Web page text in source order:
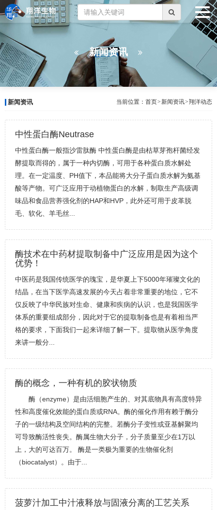
新闻资讯
新闻资讯 当前位置： 首页>新闻资讯>翔洋动态
中性蛋白酶Neutrase
中性蛋白酶一般指沙雷肽酶 中性蛋白酶是由枯草芽孢杆菌经发
酵提取而得的，属于一种内切酶，可用于各种蛋白质水解处
理。在一定温度、PH值下，本品能将大分子蛋白质水解为氨基
酸等产物。可广泛应用于动植物蛋白的水解，制取生产高级调
味品和食品营养强化剂的HAP和HVP，此外还可用于皮革脱
毛、软化、羊毛丝...
酶技术在中药材提取制备中广泛应用是因为这个
优势！
中医药是我国传统医学的瑰宝，是华夏上下5000年璀璨文化的
结晶，在当下医学高速发展的今天占着非常重要的地位，它不
仅反映了中华民族对生命、健康和疾病的认识，也是我国医学
体系的重要组成部分，因此对于它的提取制备也是有着相当严
格的要求，下面我们一起来详细了解一下。提取物从医学角度
来讲一般分...
酶的概念，一种有机的胶状物质
酶（enzyme）是由活细胞产生的、对其底物具有高度特异
性和高度催化效能的蛋白质或RNA。酶的催化作用有赖于酶分
子的一级结构及空间结构的完整。若酶分子变性或亚基解聚均
可导致酶活性丧失。酶属生物大分子，分子质量至少在1万以
上，大的可达百万。 酶是一类极为重要的生物催化剂
（biocatalyst）。由于...
菠萝汁加工中汁液释放与固液分离的工艺关系